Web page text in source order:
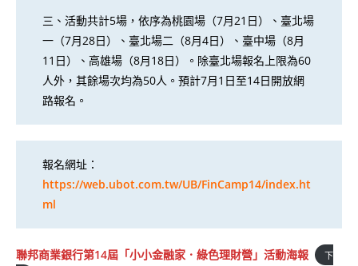
三、活動共計5場，依序為桃園場（7月21日）、臺北場
一（7月28日）、臺北場二（8月4日）、臺中場（8月
11日）、高雄場（8月18日）。除臺北場報名上限為60
人外，其餘場次均為50人。預計7月1日至14日開放網
路報名。
報名網址：
https://web.ubot.com.tw/UB/FinCamp14/index.ht
ml
聯邦商業銀行第14屆「小小金融家．綠色理財營」活動海報
下